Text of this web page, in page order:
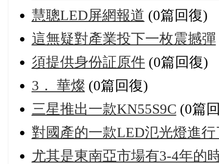
慧聰LED屏網報道 (0篇回復)
這無疑對產業投下一枚震撼彈
須提供身份証原件 (0篇回復)
3． 華燦 (0篇回復)
三星推出一款KN55S9C (0篇
對國產的一款LED氾光燈進
尤其是東南亞市場有3-4年的